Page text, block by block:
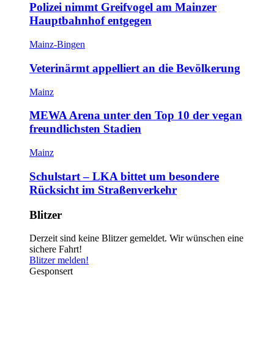
Polizei nimmt Greifvogel am Mainzer
Hauptbahnhof entgegen
Mainz-Bingen
Veterinärmt appelliert an die Bevölkerung
Mainz
MEWA Arena unter den Top 10 der vegan
freundlichsten Stadien
Mainz
Schulstart – LKA bittet um besondere
Rücksicht im Straßenverkehr
Blitzer
Derzeit sind keine Blitzer gemeldet. Wir wünschen eine
sichere Fahrt!
Blitzer melden!
Gesponsert